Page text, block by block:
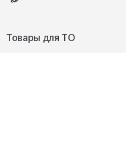
Товары для ТО